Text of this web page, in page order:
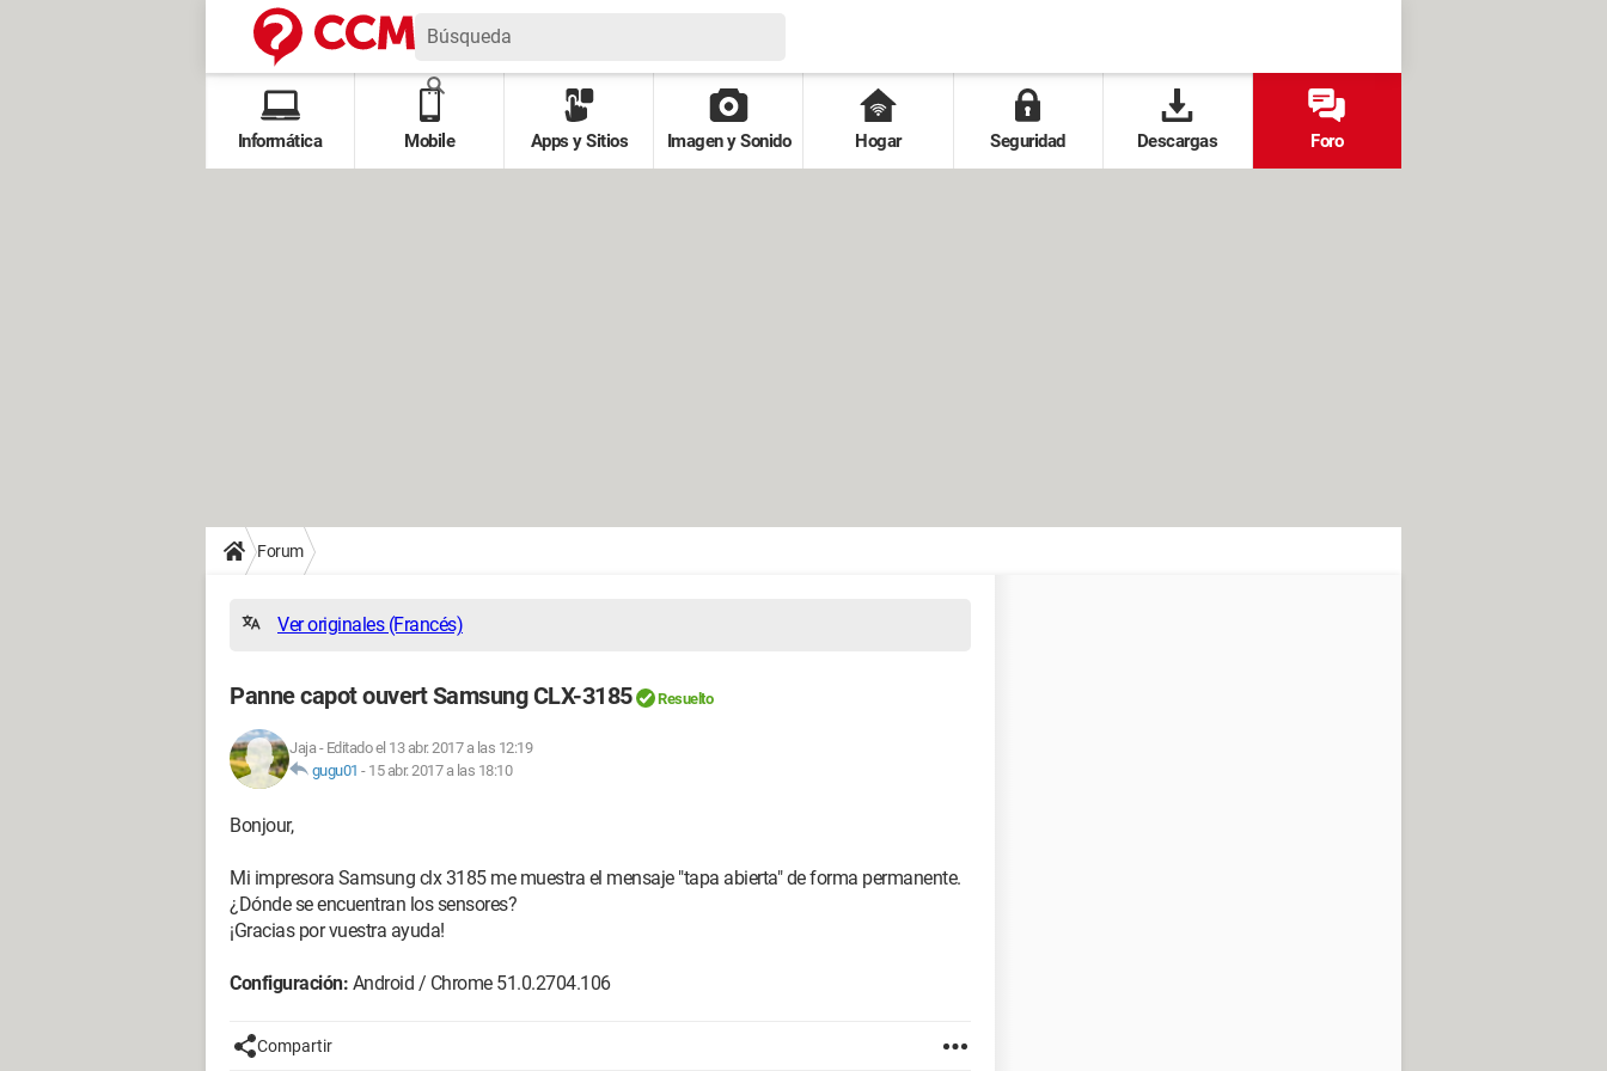
Informática Mobile Apps y Sitios Imagen y Sonido Hogar Seguridad Descargas Foro
Forum
Ver originales (Francés)
Panne capot ouvert Samsung CLX-3185 Resuelto
Jaja- Editado el 13 abr. 2017 a las 12:19
gugu01 - 15 abr. 2017 a las 18:10
Bonjour,
Mi impresora Samsung clx 3185 me muestra el mensaje "tapa abierta" de forma permanente.
¿Dónde se encuentran los sensores?
¡Gracias por vuestra ayuda!
Configuración: Android / Chrome 51.0.2704.106
Compartir